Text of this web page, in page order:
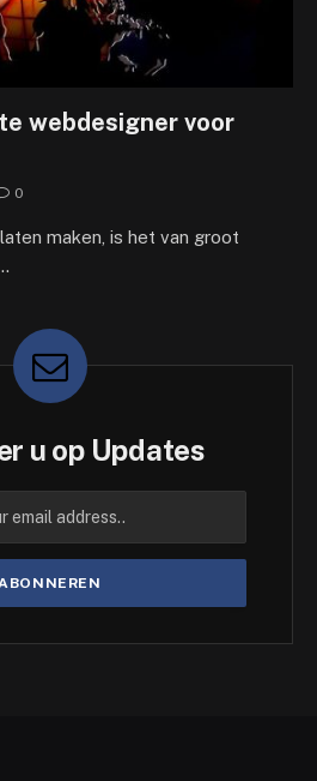
webdesigner voor
0
maken, is het van groot
u op Updates